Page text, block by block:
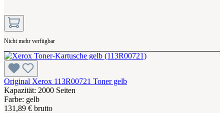
Nicht mehr verfügbar
Original Xerox 113R00721 Toner gelb
Kapazität: 2000 Seiten
Farbe: gelb
131,89 € brutto